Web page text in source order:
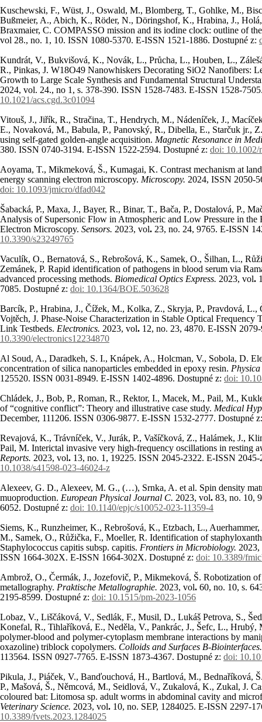
Kuschewski, F., Wüst, J., Oswald, M., Blomberg, T., Gohlke, M.,
Bußmeier, A., Abich, K., Röder, N., Döringshof, K., Hrabina, J.,
Braxmaier, C. COMPASSO mission and its iodine clock: outline of
vol 28., no. 1, 10. ISSN 1080-5370. E-ISSN 1521-1886. Dostupné z:
Kundrát, V., Bukvišová, K., Novák, L., Průcha, L., Houben, L.,
R., Pinkas, J. W18O49 Nanowhiskers Decorating SiO2 Nanofibers:
Growth to Large Scale Synthesis and Fundamental Structural
2024, vol. 24., no 1, s. 378-390. ISSN 1528-7483. E-ISSN 1528-
10.1021/acs.cgd.3c01094
Vitouš, J., Jiřík, R., Stračina, T., Hendrych, M., Nádeníček, J.,
E., Novaková, M., Babula, P., Panovský, R., Dibella, E., Starčuk jr.,
using self-gated golden-angle acquisition. Magnetic Resonance in
380. ISSN 0740-3194. E-ISSN 1522-2594. Dostupné z: doi: 10.1002/
Aoyama, T., Mikmeková, Š., Kumagai, K. Contrast mechanism at
energy scanning electron microscopy. Microscopy. 2024, ISSN 2050-
doi: 10.1093/jmicro/dfad042
Šabacká, P., Maxa, J., Bayer, R., Binar, T., Bača, P., Dostalová, P.,
Analysis of Supersonic Flow in Atmospheric and Low Pressure in
Electron Microscopy. Sensors. 2023, vol. 23, no. 24, 9765. E-ISSN
10.3390/s23249765
Vaculík, O., Bernatová, S., Rebrošová, K., Samek, O., Šilhan, L.,
Zemánek, P. Rapid identification of pathogens in blood serum via
advanced processing methods. Biomedical Optics Express. 2023, vol.
7085. Dostupné z: doi: 10.1364/BOE.503628
Barcík, P., Hrabina, J., Čížek, M., Kolka, Z., Skryja, P., Pravdová,
Vojtěch, J. Phase-Noise Characterization in Stable Optical Frequency
Link Testbeds. Electronics. 2023, vol. 12, no. 23, 4870. E-ISSN
10.3390/electronics12234870
Al Soud, A., Daradkeh, S. I., Knápek, A., Holcman, V., Sobola, D.
concentration of silica nanoparticles embedded in epoxy resin.
125520. ISSN 0031-8949. E-ISSN 1402-4896. Dostupné z: doi:
Chládek, J., Bob, P., Roman, R., Rektor, I., Macek, M., Pail, M.,
of “cognitive conflict”: Theory and illustrative case study. Medical
December, 111206. ISSN 0306-9877. E-ISSN 1532-2777. Dostupné
Revajová, K., Trávníček, V., Jurák, P., Vašíčková, Z., Halámek, J.,
Pail, M. Interictal invasive very high-frequency oscillations in resting
Reports. 2023, vol. 13, no. 1 , 19225. ISSN 2045-2322. E-ISSN
10.1038/s41598-023-46024-z
Alexeev, G. D., Alexeev, M. G., (…), Srnka, A. et al. Spin density
muoproduction. European Physical Journal C. 2023, vol. 83, no. 10,
6052. Dostupné z: doi: 10.1140/epjc/s10052-023-11359-4
Siems, K., Runzheimer, K., Rebrošová, K., Etzbach, L.,
M., Samek, O., Růžička, F., Moeller, R. Identification of
Staphylococcus capitis subsp. capitis. Frontiers in Microbiology.
ISSN 1664-302X. E-ISSN 1664-302X. Dostupné z: doi: 10.3389/
Ambrož, O., Čermák, J., Jozefovič, P., Mikmeková, Š. Robotization
metallography. Praktische Metallographie. 2023, vol. 60, no. 10, s.
2195-8599. Dostupné z: doi: 10.1515/pm-2023-1056
Lobaz, V., Liščáková, V., Sedlák, F., Musil, D., Lukáš Petrova, S.,
Konefal, R., Tihlaříková, E., Neděla, V., Pankrác, J., Šefc, L., Hrubý,
polymer-blood and polymer-cytoplasm membrane interactions by
oxazoline) triblock copolymers. Colloids and Surfaces B-
113564. ISSN 0927-7765. E-ISSN 1873-4367. Dostupné z: doi:
Pikula, J., Piáček, V., Banďouchová, H., Bartlová, M., Bednaříková,
P., Mašová, Š., Němcová, M., Seidlová, V., Zukalová, K., Zukal, J.
coloured bat: Litomosa sp. adult worms in abdominal cavity and
Veterinary Science. 2023, vol. 10, no. SEP, 1284025. E-ISSN 2297-
10.3389/fvets.2023.1284025